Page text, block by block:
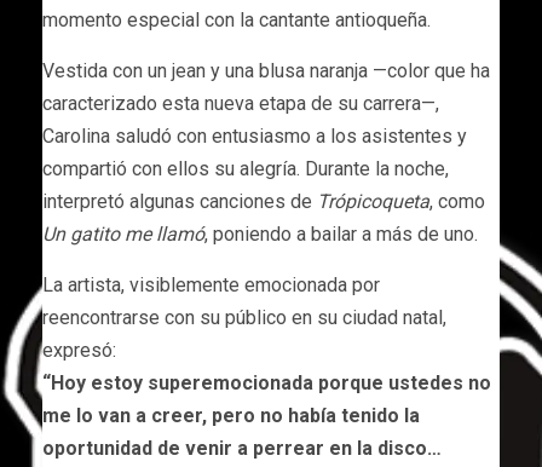
momento especial con la cantante antioqueña.
Vestida con un jean y una blusa naranja —color que ha
caracterizado esta nueva etapa de su carrera—,
Carolina saludó con entusiasmo a los asistentes y
compartió con ellos su alegría. Durante la noche,
interpretó algunas canciones de Trópicoqueta, como
Un gatito me llamó, poniendo a bailar a más de uno.
La artista, visiblemente emocionada por
reencontrarse con su público en su ciudad natal,
expresó:
“Hoy estoy superemocionada porque ustedes no
me lo van a creer, pero no había tenido la
oportunidad de venir a perrear en la disco…